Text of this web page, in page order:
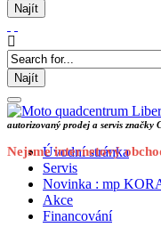
Najít
Najít
autorizovaný prodej a servis značky
Nejsme internetový
Úvodní stránka
Servis
Novinka : mp
Akce
Financování